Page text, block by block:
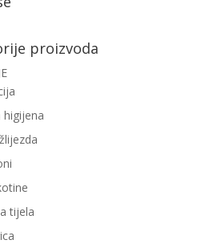
proizvoda
higijena
tijela